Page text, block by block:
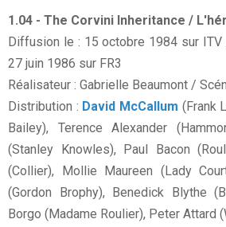
1.04 - The Corvini Inheritance /
Diffusion le : 15 octobre 1984 sur
27 juin 1986 sur FR3
Réalisateur : Gabrielle Beaumont /
Distribution : David McCallum (Frank
Bailey), Terence Alexander
(Stanley Knowles), Paul Bacon
(Collier), Mollie Maureen (Lady
(Gordon Brophy), Benedick Blythe
Borgo (Madame Roulier), Peter Attard